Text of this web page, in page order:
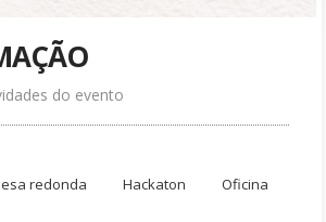
do evento
redonda Hackaton Oficina